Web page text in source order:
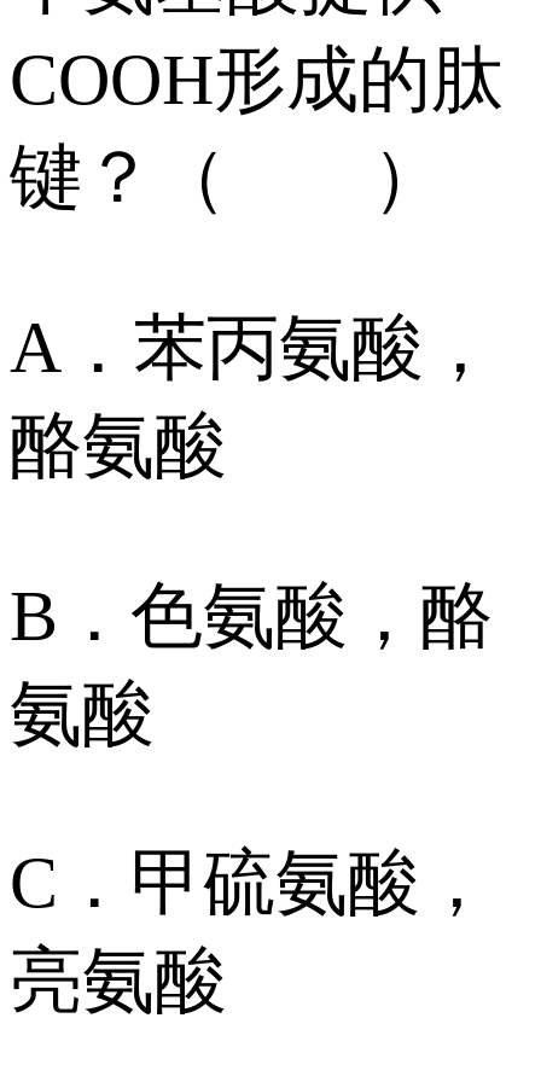
COOH形成的肽
键？（ ）
A．苯丙氨酸，
酪氨酸
B．色氨酸，酪
氨酸
C．甲硫氨酸，
亮氨酸